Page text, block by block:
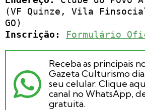
(VF Quinze, Vila
GO)
Inscrição: Formulário
Receba as principais
Gazeta Culturismo
seu celular. Clique
canal no WhatsApp,
gratuita.